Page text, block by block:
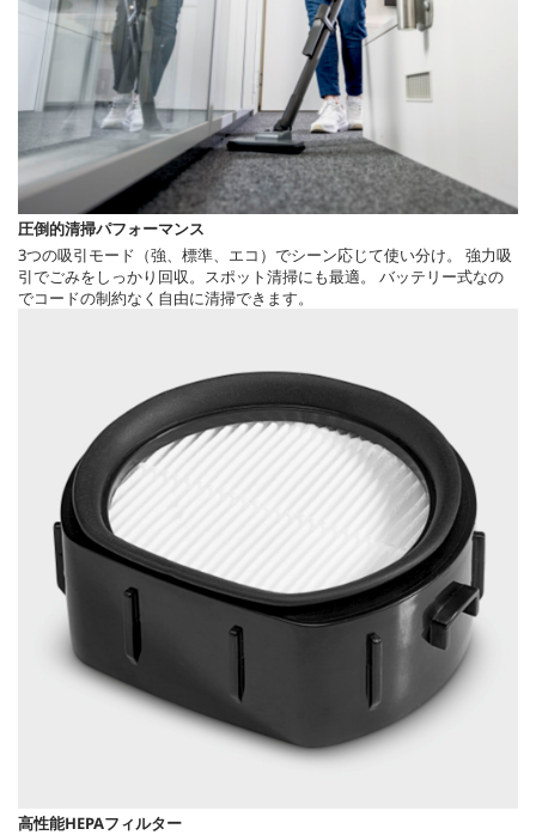
圧倒的清掃パフォーマンス
3つの吸引モード（強、標準、エコ）でシーン応じて使い分け。 強力吸
引でごみをしっかり回収。スポット清掃にも最適。 バッテリー式なの
でコードの制約なく自由に清掃できます。
高性能HEPAフィルター